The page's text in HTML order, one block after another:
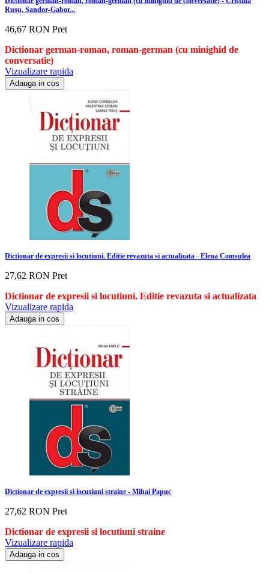
Rusu, Sandor-Gabor...
46,67 RON Pret
Dictionar german-roman, roman-german (cu minighid de
conversatie)
Vizualizare rapida
Adauga in cos
Dictionar de expresii si locutiuni. Editie revazuta si actualizata - Elena Comsulea
27,62 RON Pret
Dictionar de expresii si locutiuni. Editie revazuta si actualizata
Vizualizare rapida
Adauga in cos
Dictionar de expresii si locutiuni straine - Mihai Papuc
27,62 RON Pret
Dictionar de expresii si locutiuni straine
Vizualizare rapida
Adauga in cos